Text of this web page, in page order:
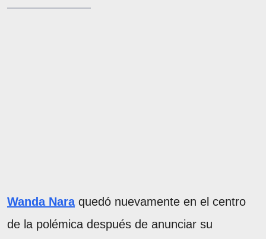
Wanda Naraquedó nuevamente en el centro
de la polémica después de anunciar su